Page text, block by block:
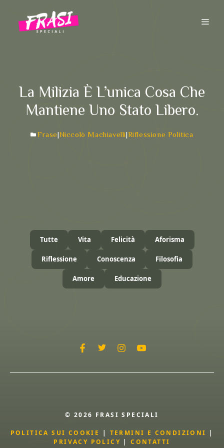
contenuto
La Milizia È L’unica Cosa Che
Mantiene Uno Stato Libero.
Frase|Niccolò Machiavelli|Riflessione Politica
Tutte Vita Felicità Aforisma
Riflessione Conoscenza Filosofia
Amore Educazione
© 2026 FRASI SPECIALI
POLITICA SUI COOKIE | TERMINI E CONDIZIONI |
PRIVACY POLICY |CONTATTI